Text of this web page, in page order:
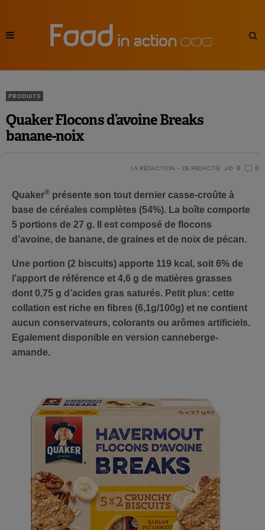
PRODUITS
Quaker Flocons d’avoine Breaks
banane-noix
LA RÉDACTION - DE REDACTIE 0 0
Quaker® présente son tout dernier casse-croûte à
base de céréales complètes (54%). La boîte comporte
5 portions de 27 g. Il est composé de flocons
d’avoine, de banane, de graines et de noix de pécan.
Une portion (2 biscuits) apporte 119 kcal, soit 6% de
l’apport de référence et 4,6 g de matières grasses
dont 0,75 g d’acides gras saturés. Petit plus: cette
collation est riche en fibres (6,1g/100g) et ne contient
aucun conservateurs, colorants ou arômes artificiels.
Egalement disponible en version canneberge-
amande.